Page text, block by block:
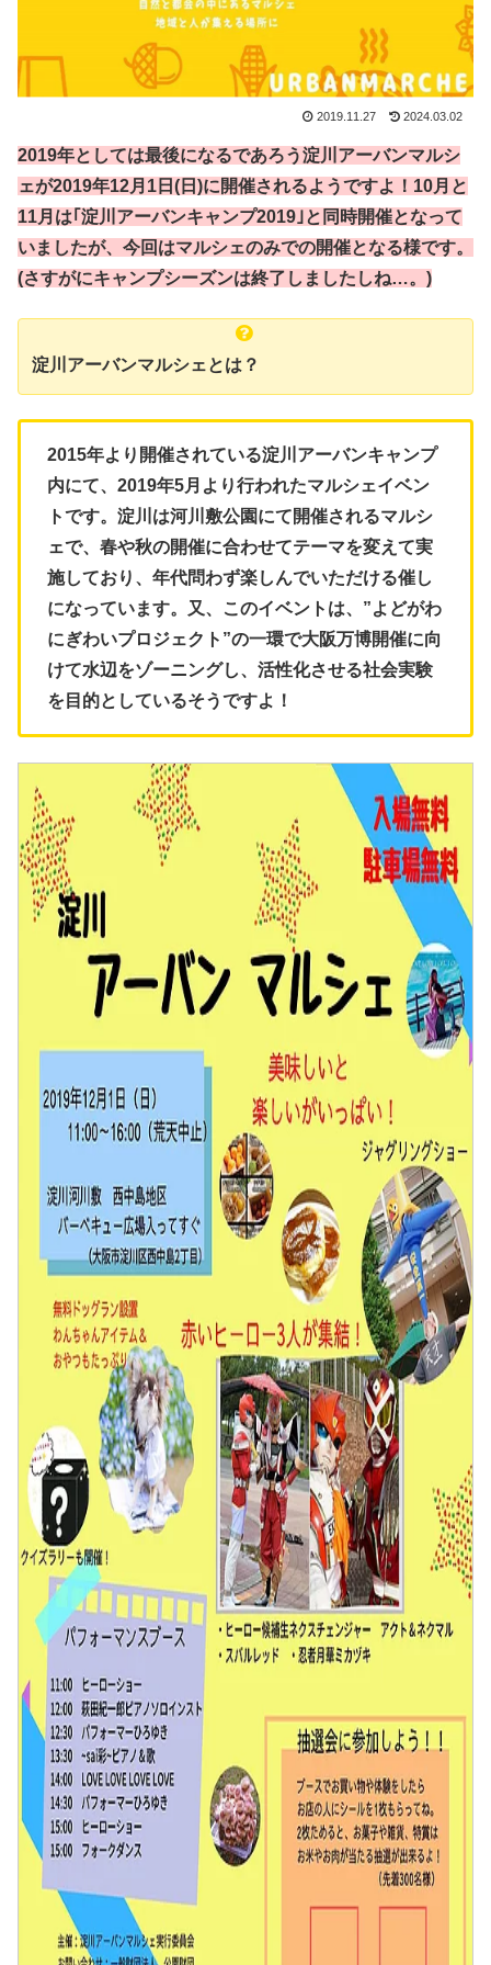
2019.11.27 2024.03.02
2019年としては最後になるであろう淀川アーバンマルシ
ェが2019年12月1日(日)に開催されるようですよ！10月と
11月は｢淀川アーバンキャンプ2019｣と同時開催となって
いましたが、今回はマルシェのみでの開催となる様です。
(さすがにキャンプシーズンは終了しましたしね…。)
淀川アーバンマルシェとは？
2015年より開催されている淀川アーバンキャンプ
内にて、2019年5月より行われたマルシェイベン
トです。淀川は河川敷公園にて開催されるマルシ
ェで、春や秋の開催に合わせてテーマを変えて実
施しており、年代問わず楽しんでいただける催し
になっています。又、このイベントは、”よどがわ
にぎわいプロジェクト”の一環で大阪万博開催に向
けて水辺をゾーニングし、活性化させる社会実験
を目的としているそうですよ！